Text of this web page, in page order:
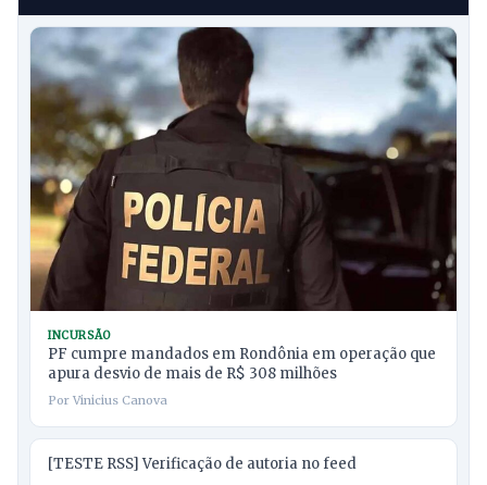
INCURSÃO
PF cumpre mandados em Rondônia em operação que
apura desvio de mais de R$ 308 milhões
Por Vinicius Canova
[TESTE RSS] Verificação de autoria no feed